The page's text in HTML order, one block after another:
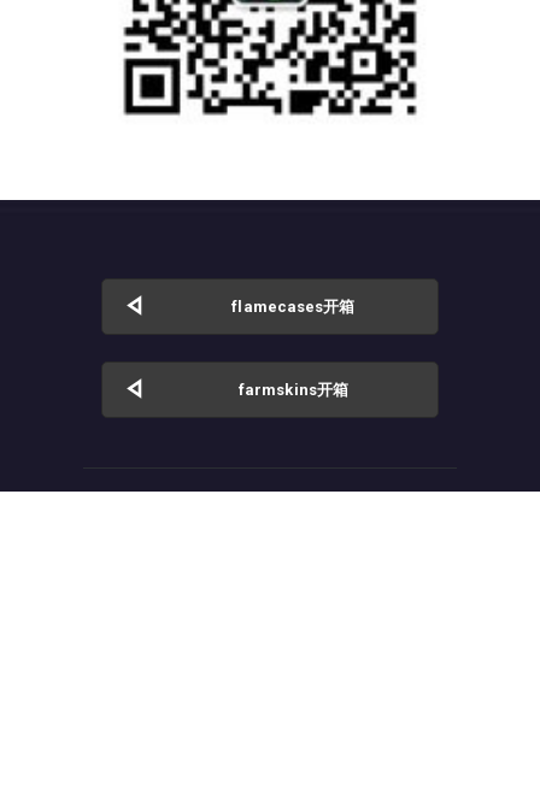
flamecases开箱
farmskins开箱